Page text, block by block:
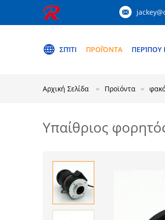
ΣΠΊΤΙ ΠΡΟΪΌΝΤΑ ΠΕΡΊΠΟΥ
Αρχική Σελίδα Προϊόντα
Υπαίθριος